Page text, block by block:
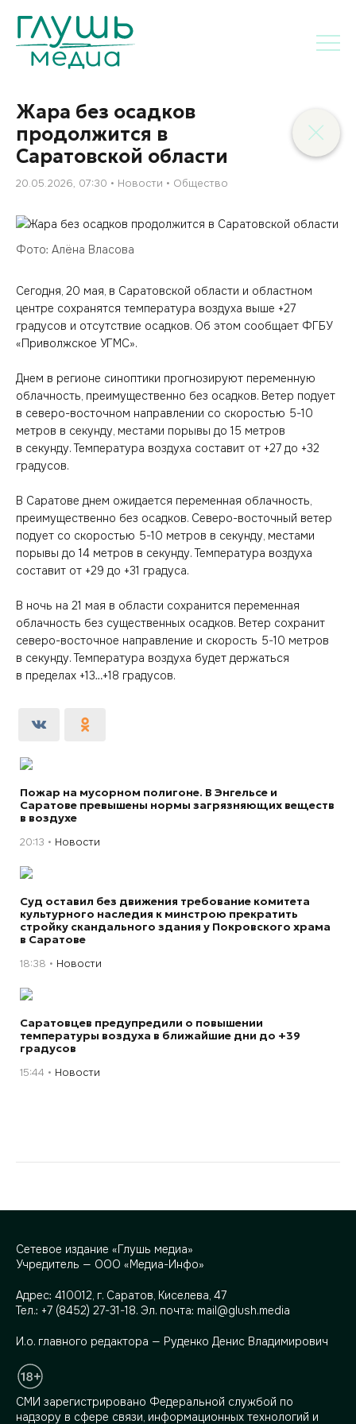
Жара без осадков
продолжится в
Саратовской области
20.05.2026, 07:30 Новости Общество
Фото: Алёна Власова
Сегодня, 20 мая, в Саратовской области и областном
центре сохранятся температура воздуха выше +27
градусов и отсутствие осадков. Об этом сообщает ФГБУ
«Приволжское УГМС».
Днем в регионе синоптики прогнозируют переменную
облачность, преимущественно без осадков. Ветер подует
в северо-восточном направлении со скоростью 5-10
метров в секунду, местами порывы до 15 метров
в секунду. Температура воздуха составит от +27 до +32
градусов.
В Саратове днем ожидается переменная облачность,
преимущественно без осадков. Северо-восточный ветер
подует со скоростью 5-10 метров в секунду, местами
порывы до 14 метров в секунду. Температура воздуха
составит от +29 до +31 градуса.
В ночь на 21 мая в области сохранится переменная
облачность без существенных осадков. Ветер сохранит
северо-восточное направление и скорость 5-10 метров
в секунду. Температура воздуха будет держаться
в пределах +13…+18 градусов.
Пожар на мусорном полигоне. В Энгельсе и
Саратове превышены нормы загрязняющих веществ
в воздухе
20:13 Новости
Суд оставил без движения требование комитета
культурного наследия к минстрою прекратить
стройку скандального здания у Покровского храма
в Саратове
18:38 Новости
Саратовцев предупредили о повышении
температуры воздуха в ближайшие дни до +39
градусов
15:44 Новости
Сетевое издание «Глушь медиа»
Учредитель — ООО «Медиа-Инфо»
Адрес: 410012, г. Саратов, Киселева, 47
Тел.: +7 (8452) 27-31-18. Эл. почта: mail@glush.media
И.о. главного редактора — Руденко Денис Владимирович
СМИ зарегистрировано Федеральной службой по
надзору в сфере связи, информационных технологий и